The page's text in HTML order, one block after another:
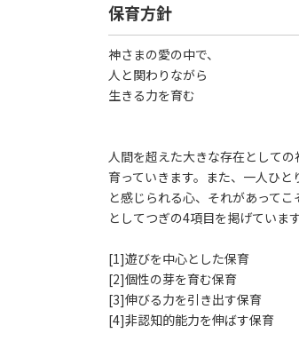
保育方針
神さまの愛の中で、
人と関わりながら
生きる力を育む
人間を超えた大きな存在として
育っていきます。また、一人ひ
と感じられる心、それがあって
としてつぎの4項目を掲げています
[1]遊びを中心とした保育
[2]個性の芽を育む保育
[3]伸びる力を引き出す保育
[4]非認知的能力を伸ばす保育